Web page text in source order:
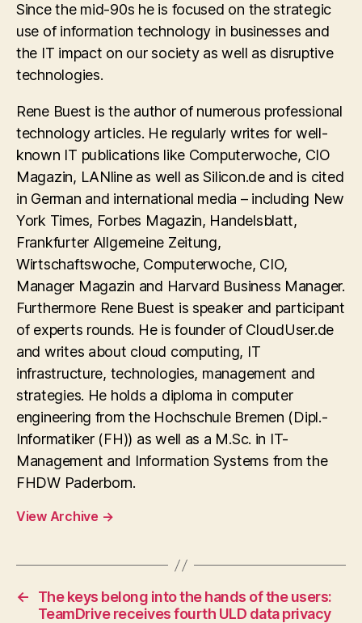
Since the mid-90s he is focused on the strategic
use of information technology in businesses and
the IT impact on our society as well as disruptive
technologies.
Rene Buest is the author of numerous professional
technology articles. He regularly writes for well-
known IT publications like Computerwoche, CIO
Magazin, LANline as well as Silicon.de and is cited
in German and international media – including New
York Times, Forbes Magazin, Handelsblatt,
Frankfurter Allgemeine Zeitung,
Wirtschaftswoche, Computerwoche, CIO,
Manager Magazin and Harvard Business Manager.
Furthermore Rene Buest is speaker and participant
of experts rounds. He is founder of CloudUser.de
and writes about cloud computing, IT
infrastructure, technologies, management and
strategies. He holds a diploma in computer
engineering from the Hochschule Bremen (Dipl.-
Informatiker (FH)) as well as a M.Sc. in IT-
Management and Information Systems from the
FHDW Paderborn.
View Archive →
←
The keys belong into the hands of the users:
TeamDrive receives fourth ULD data privacy